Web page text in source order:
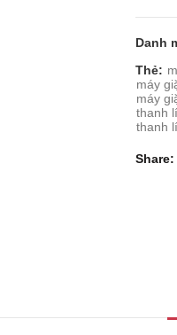
Danh
Thẻ:
máy
máy
thanh
thanh
Share